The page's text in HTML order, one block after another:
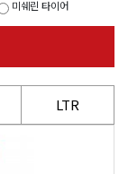
미쉐린 타이어
LTR